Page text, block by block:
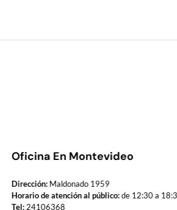
Oficina En Montevideo
Dirección:Maldonado 1959
Horario de atención al público:de 12:30 a
Tel:24106368